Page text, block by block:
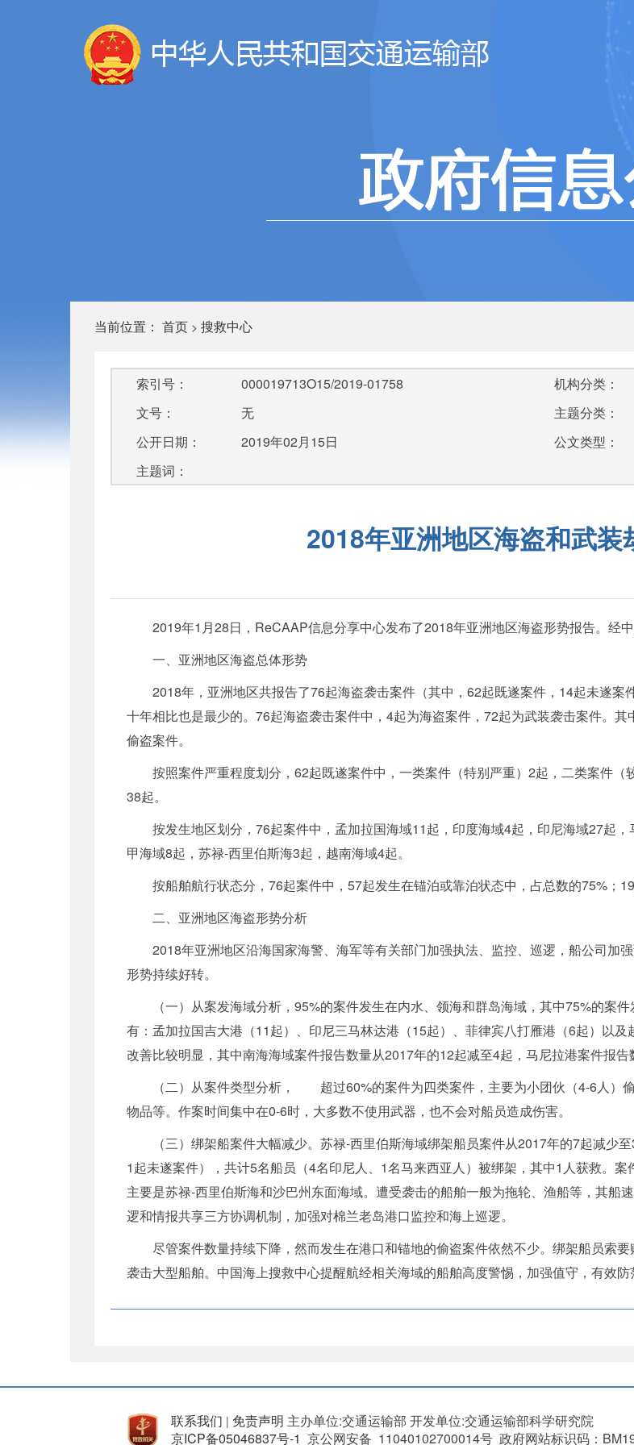
当前位置： 首页 > 搜救中心
索引号：
000019713O15/2019-01758
文号：
无
公开日期：
2019年02月15日
主题词：
机构分类：
主题分类：
公文类型：
2018年亚洲地区海盗和武装
2019年1月28日，ReCAAP信息分享中心发布了2018年亚洲地区海盗形势报告。经中
一、亚洲地区海盗总体形势
2018年，亚洲地区共报告了76起海盗袭击案件（其中，62起既遂案件，14起未遂案
十年相比也是最少的。76起海盗袭击案件中，4起为海盗案件，72起为武装袭击案件。
偷盗案件。
按照案件严重程度划分，62起既遂案件中，一类案件（特别严重）2起，二类案件（
38起。
按发生地区划分，76起案件中，孟加拉国海域11起，印度海域4起，印尼海域27起，
甲海域8起，苏禄-西里伯斯海3起，越南海域4起。
按船舶航行状态分，76起案件中，57起发生在锚泊或靠泊状态中，占总数的75%；19
二、亚洲地区海盗形势分析
2018年亚洲地区沿海国家海警、海军等有关部门加强执法、监控、巡逻，船公司加
形势持续好转。
（一）从案发海域分析，95%的案件发生在内水、领海和群岛海域，其中75%的案件
有：孟加拉国吉大港（11起）、印尼三马林达港（15起）、菲律宾八打雁港（6起）以
改善比较明显，其中南海海域案件报告数量从2017年的12起减至4起，马尼拉港案件报告
（二）从案件类型分析， 超过60%的案件为四类案件，主要为小团伙（4-6人）偷
物品等。作案时间集中在0-6时，大多数不使用武器，也不会对船员造成伤害。
（三）绑架船案件大幅减少。苏禄-西里伯斯海域绑架船员案件从2017年的7起减少至
1起未遂案件），共计5名船员（4名印尼人、1名马来西亚人）被绑架，其中1人获救。
主要是苏禄-西里伯斯海和沙巴州东面海域。遭受袭击的船舶一般为拖轮、渔船等，其船
逻和情报共享三方协调机制，加强对棉兰老岛港口监控和海上巡逻。
尽管案件数量持续下降，然而发生在港口和锚地的偷盗案件依然不少。绑架船员索要
袭击大型船舶。中国海上搜救中心提醒航经相关海域的船舶高度警惕，加强值守，有效防
联系我们 | 免责声明 主办单位:交通运输部 开发单位:交通运输部科学研究院
京ICP备05046837号-1 京公网安备 11040102700014号 政府网站标识码：